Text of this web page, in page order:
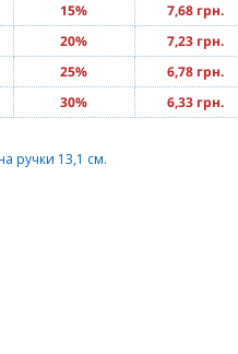
15%
7,68 грн.
20%
7,23 грн.
25%
6,78 грн.
30% 6,33 грн.
ручки 13,1 см.